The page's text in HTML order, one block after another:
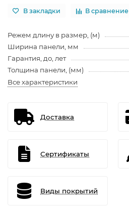
В закладки В сравнение
Режем длину в размер, (м)
Ширина панели, мм
Гарантия, до, лет
Толщина панели, (мм)
Все характеристики
Доставка
Сертификаты
Виды покрытий